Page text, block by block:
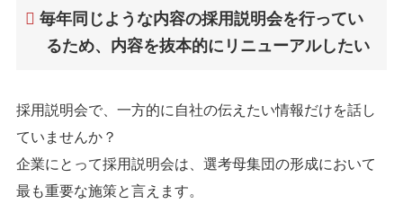
毎年同じような内容の採用説明会を行ってい
るため、内容を抜本的にリニューアルしたい
採用説明会で、一方的に自社の伝えたい情報だけを話し
ていませんか？
企業にとって採用説明会は、選考母集団の形成において
最も重要な施策と言えます。